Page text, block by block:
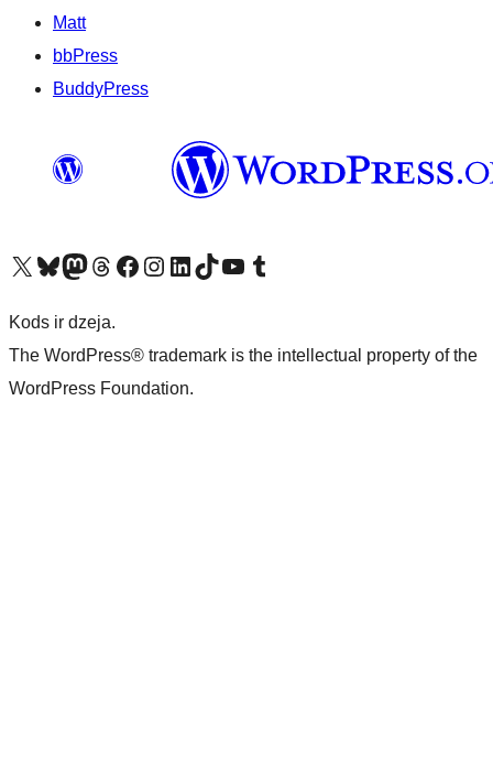
Matt
bbPress
BuddyPress
Apmeklējiet mūsu X (agrāk Twitter) kontu
Apmeklējiet mūsu Bluesky kontu
Apmeklējiet mūsu Mastodon kontu
Apmeklējiet mūsu Threads kontu
Apmeklējiet mūsu Facebook lapuApmeklējiet mūsu Instagram kontu
Apmeklējiet mūsu LinkedIn kontu
Apmeklējiet mūsu TikTok kontu
Apmeklējiet mūsu YouTube kanālu
Apmeklējiet mūsu Tumblr kontu
Kods ir dzeja.
The WordPress® trademark is the intellectual property of the
WordPress Foundation.